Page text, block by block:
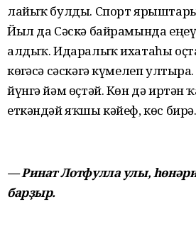
лайыҡ булды. Спорт
Йыл да Сәскә байрамында
алдыҡ. Идаралыҡ ихатаһы
көҙгәсә сәскәгә күмелеп
йүнгә йәм өҫтәй. Көн дә
еткәндәй яҡшы кәйеф, көс бирә.
— Ринат Лотфулла улы,
барҙыр.